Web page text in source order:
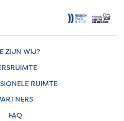
ZIJN WIJ?
RUIMTE
FAQ